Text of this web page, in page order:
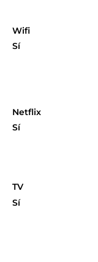
Wifi
Sí
Netflix
Sí
TV
Sí